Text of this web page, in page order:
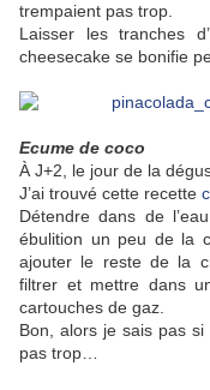
trempaient pas trop.
Laisser les tranches
cheesecake se bonifie
Ecume de coco
À J+2, le jour de la
J’ai trouvé cette recette
Détendre dans de
ébulition un peu de la
ajouter le reste de la
filtrer et mettre dans
cartouches de gaz.
Bon, alors je sais pas si
pas trop…